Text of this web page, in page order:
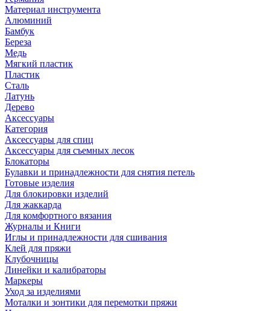
Материал инструмента
Алюминий
Бамбук
Береза
Медь
Мягкий пластик
Пластик
Сталь
Латунь
Дерево
Аксессуары
Категория
Аксессуары для спиц
Аксессуары для съемных лесок
Блокаторы
Булавки и принадлежности для снятия петель
Готовые изделия
Для блокировки изделий
Для жаккарда
Для комфортного вязания
Журналы и Книги
Иглы и принадлежности для сшивания
Клей для пряжи
Клубочницы
Линейки и калибраторы
Маркеры
Уход за изделиями
Моталки и зонтики для перемотки пряжи